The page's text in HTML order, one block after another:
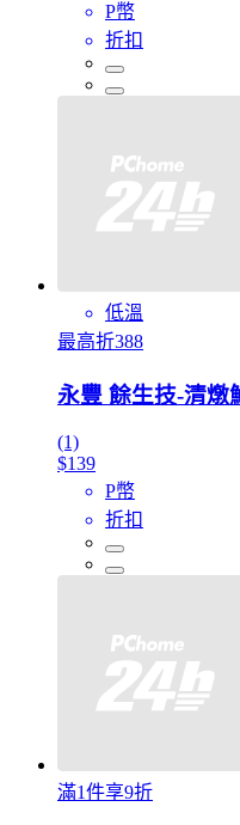
P幣
折扣
低溫
最高折388
永豐 餘生技-清燉
(1)
$139
P幣
折扣
滿1件享9折